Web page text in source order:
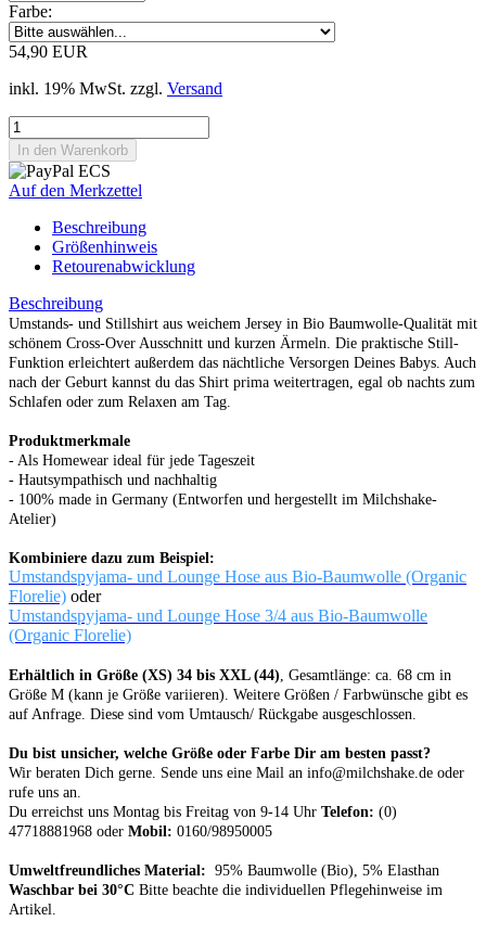
Farbe:
54,90 EUR
inkl. 19% MwSt. zzgl. Versand
Auf den Merkzettel
Beschreibung
Größenhinweis
Retourenabwicklung
Beschreibung
Umstands- und Stillshirt aus weichem Jersey in Bio Baumwolle-Qualität mit
schönem Cross-Over Ausschnitt und kurzen Ärmeln. Die praktische Still-
Funktion erleichtert außerdem das nächtliche Versorgen Deines Babys. Auch
nach der Geburt kannst du das Shirt prima weitertragen, egal ob nachts zum
Schlafen oder zum Relaxen am Tag.
Produktmerkmale
- Als Homewear ideal für jede Tageszeit
- Hautsympathisch und nachhaltig
- 100% made in Germany (Entworfen und hergestellt im Milchshake-
Atelier)
Kombiniere dazu zum Beispiel:
Umstandspyjama- und Lounge Hose aus Bio-Baumwolle (Organic
Florelie) oder
Umstandspyjama- und Lounge Hose 3/4 aus Bio-Baumwolle
(Organic Florelie)
Erhältlich in Größe (XS) 34 bis XXL (44) , Gesamtlänge: ca. 68 cm in
Größe M (kann je Größe variieren). Weitere Größen / Farbwünsche gibt es
auf Anfrage. Diese sind vom Umtausch/ Rückgabe ausgeschlossen.
Du bist unsicher, welche Größe oder Farbe Dir am besten passt?
Wir beraten Dich gerne. Sende uns eine Mail an info@milchshake.de oder
rufe uns an.
Du erreichst uns Montag bis Freitag von 9-14 Uhr Telefon: (0)
47718881968 oder Mobil: 0160/98950005
Umweltfreundliches Material: 95% Baumwolle (Bio), 5% Elasthan
Waschbar bei 30°C Bitte beachte die individuellen Pflegehinweise im
Artikel.